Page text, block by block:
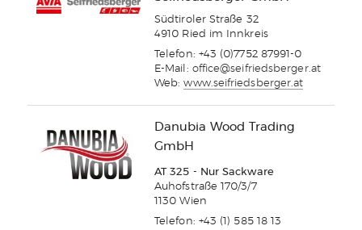
Südtiroler Straße 32
4910 Ried im Innkreis
Telefon: +43 (0)7752 87991-0
E-Mail: office@seifriedsberger.at
Web:www.seifriedsberger.at
Danubia Wood Trading
GmbH
AT 325 - Nur Sackware
Auhofstraße 170/3/7
1130 Wien
Telefon: +43 (1) 585 18 13